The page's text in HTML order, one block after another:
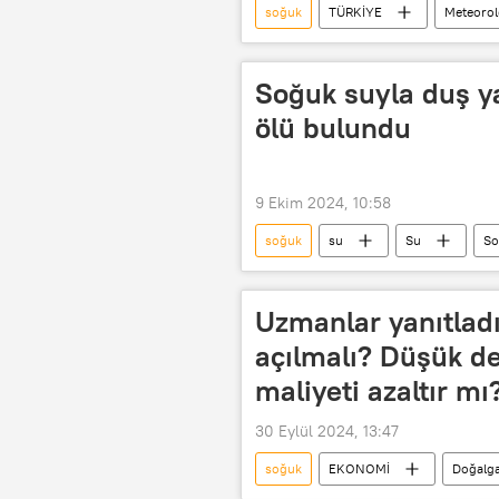
soğuk TÜRKİYE
Meteoroloji 1. Bölge Müdürlüğü
Soğuk suyla duş
ölü bulundu
9 Ekim 2024, 10:58
soğuk su Su
Ölüm
Ölüm nedeni
Uzmanlar
açılmalı? Düşük
maliyeti azaltır
30 Eylül 2024, 13:47
soğuk EKONOMİ